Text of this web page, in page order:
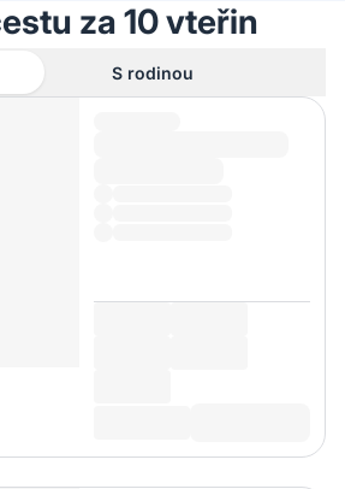
za 10 vteřin
S rodinou